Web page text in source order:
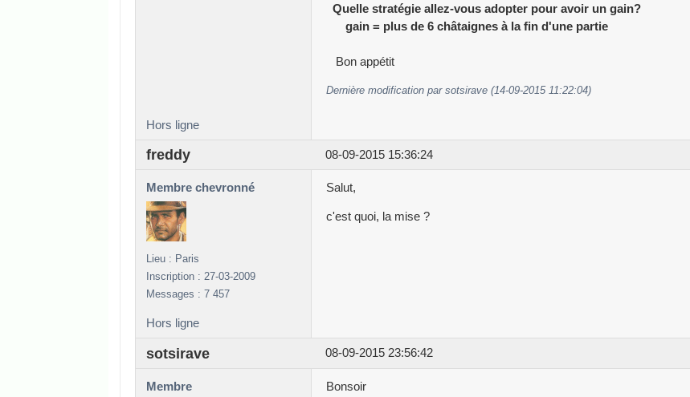
Quelle stratégie allez-vous adopter pour avoir un gain?
gain = plus de 6 châtaignes à la fin d'une partie
Bon appétit
Dernière modification par sotsirave (14-09-2015 11:22:04)
Hors ligne
08-09-2015 15:36:24
freddy
Membre chevronné
Lieu : Paris
Inscription : 27-03-2009
Messages : 7 457
Salut,
c'est quoi, la mise ?
Hors ligne
08-09-2015 23:56:42
sotsirave
Membre Bonsoir